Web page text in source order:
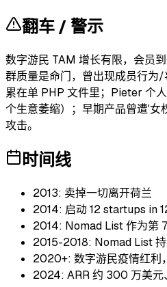
翻车 / 警示
数字游民 TAM 增长有限，会员
群质量是命门，曾出现成员行为
累在单 PHP 文件里；Pieter 个
个生意萎缩）；早期产品曾遭'
攻击。
时间线
2013: 卖掉一切离开荷兰
2014: 启动 12 startups in
2014: Nomad List 作为第
2015-2018: Nomad List
2020+: 数字游民疫情红利
2024: ARR 约 300 万美元